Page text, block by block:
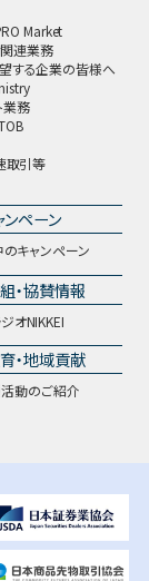
Market
連業務
する企業の皆様へ
業務
取引等
ンペーン
キャンペーン
・協賛情報
オNIKKEI
・地域貢献
動のご紹介